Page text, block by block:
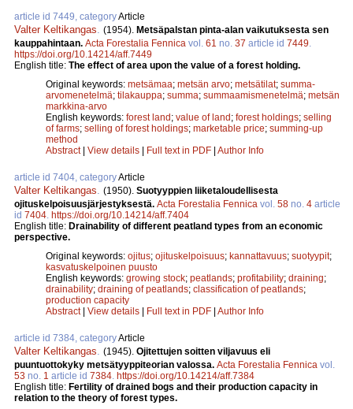
article id 7449, categoryArticle
Valter Keltikangas (1954). Metsäpalstan pinta-alan vaikutuksesta sen
kauppahintaan. Acta Forestalia Fennica vol. 61 no. 37 article id 7449
https://doi.org/10.14214/aff.7449
English title: The effect of area upon the value of a forest holding.
Original keywords: metsämaa; metsän arvo; metsätilat; summa-
arvomenetelmä; tilakauppa; summa; summaamismenetelmä; metsän
markkina-arvo
English keywords: forest land; value of land; forest holdings; selling
of farms; selling of forest holdings; marketable price; summing-up
method
Abstract| View details | Full text in PDF | Author Info
article id 7404, categoryArticle
Valter Keltikangas (1950). Suotyyppien liiketaloudellisesta
ojituskelpoisuusjärjestyksestä. Acta Forestalia Fennica vol. 58 no. 4 article
id 7404 https://doi.org/10.14214/aff.7404
English title: Drainability of different peatland types from an economic
perspective.
Original keywords: ojitus; ojituskelpoisuus; kannattavuus; suotyypit;
kasvatuskelpoinen puusto
English keywords: growing stock; peatlands; profitability; draining;
drainability; draining of peatlands; classification of peatlands;
production capacity
Abstract| View details | Full text in PDF | Author Info
article id 7384, categoryArticle
Valter Keltikangas (1945). Ojitettujen soitten viljavuus eli
puuntuottokyky metsätyyppiteorian valossa. Acta Forestalia Fennica vol.
53 no. 1 article id 7384 https://doi.org/10.14214/aff.7384
English title: Fertility of drained bogs and their production capacity in
relation to the theory of forest types.